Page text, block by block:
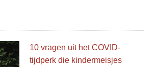
10 vragen uit het COVID-
tijdperk die kindermeisjes